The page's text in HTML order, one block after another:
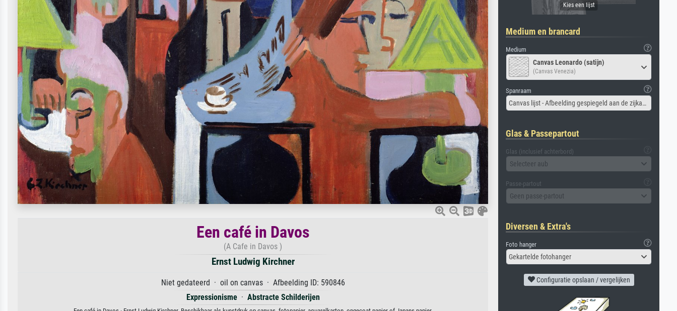
Een café in Davos
(A Cafe in Davos )
Ernst Ludwig Kirchner
Niet gedateerd · oil on canvas · Afbeelding ID: 590846
Expressionisme· Abstracte Schilderijen
Medium en brancard
Medium
Canvas Leonardo (satijn)
(Canvas Venezia)
Spanraam
Canvas lijst - Afbeelding gespiegeld aan de zijkant
Glas & Passepartout
Glas (inclusief achterbord)
Selecteer aub
Passe-partout
Geen passe-partout
Diversen & Extra's
Foto hanger
Gekartelde fotohanger
Configuratie opslaan / vergelijken